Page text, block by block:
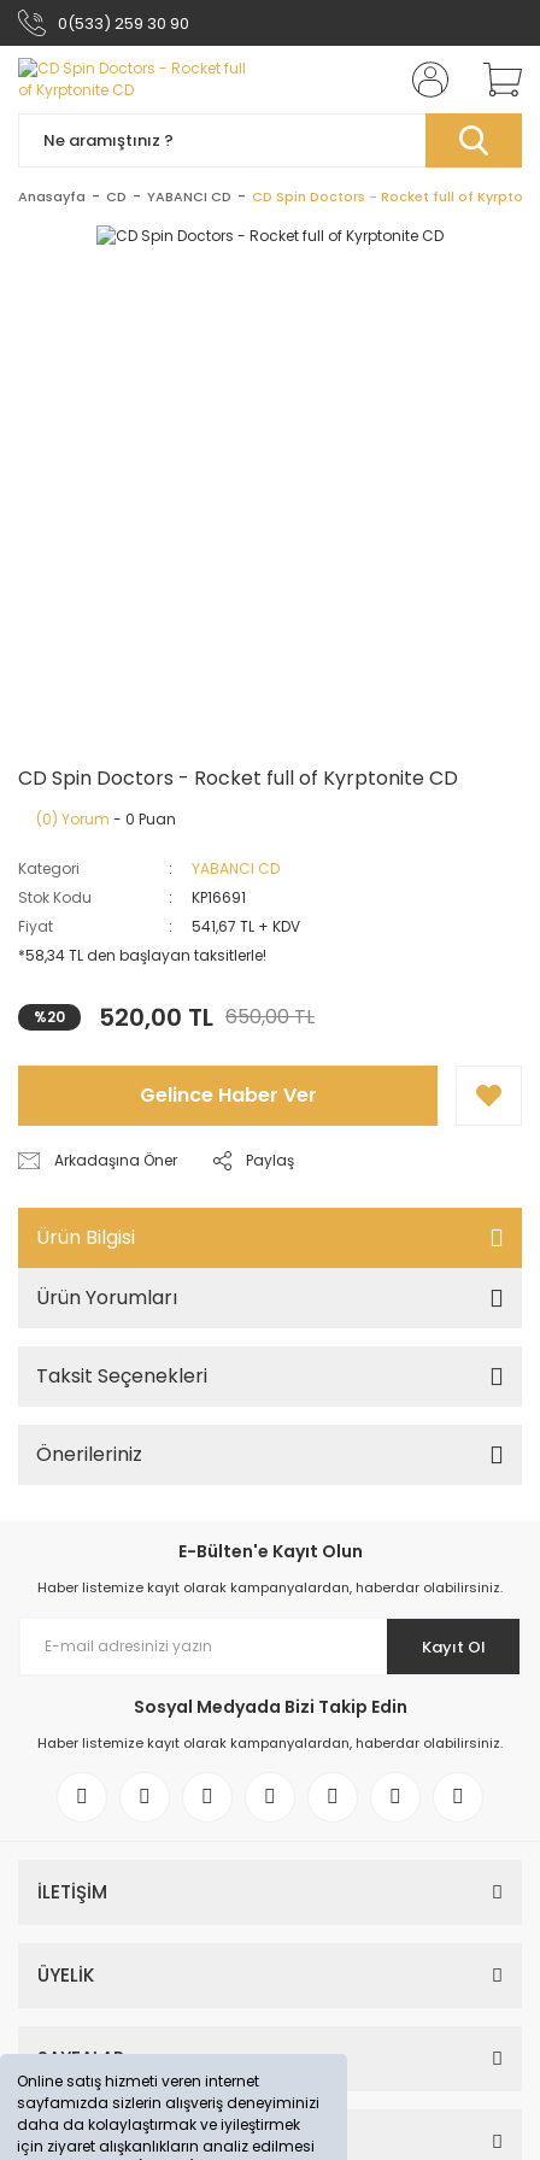
Online satış hizmeti veren internet
sayfamızda sizlerin alışveriş deneyiminizi
daha da kolaylaştırmak ve iyileştirmek
için ziyaret alışkanlıkların analiz edilmesi
0(533) 259 30 90
Anasayfa CD YABANCI CD CD Spin Doctors - Rocket full of
CD Spin Doctors - Rocket full of Kyrptonite CD
(0) Yorum - 0 Puan
Kategori
YABANCI CD
Stok Kodu
KP16691
Fiyat
541,67 TL + KDV
*58,34 TL den başlayan taksitlerle!
%20 520,00 TL 650,00 TL
Gelince Haber Ver
Arkadaşına Öner Paylaş
Ürün Bilgisi
Ürün Yorumları
Taksit Seçenekleri
Önerileriniz
E-Bülten'e Kayıt Olun
Haber listemize kayıt olarak kampanyalardan, haberdar olabilirsiniz.
Kayıt Ol
Sosyal Medyada Bizi Takip Edin
Haber listemize kayıt olarak kampanyalardan, haberdar olabilirsiniz.
İLETİŞİM
ÜYELİK
SAYFALAR
HESABIM